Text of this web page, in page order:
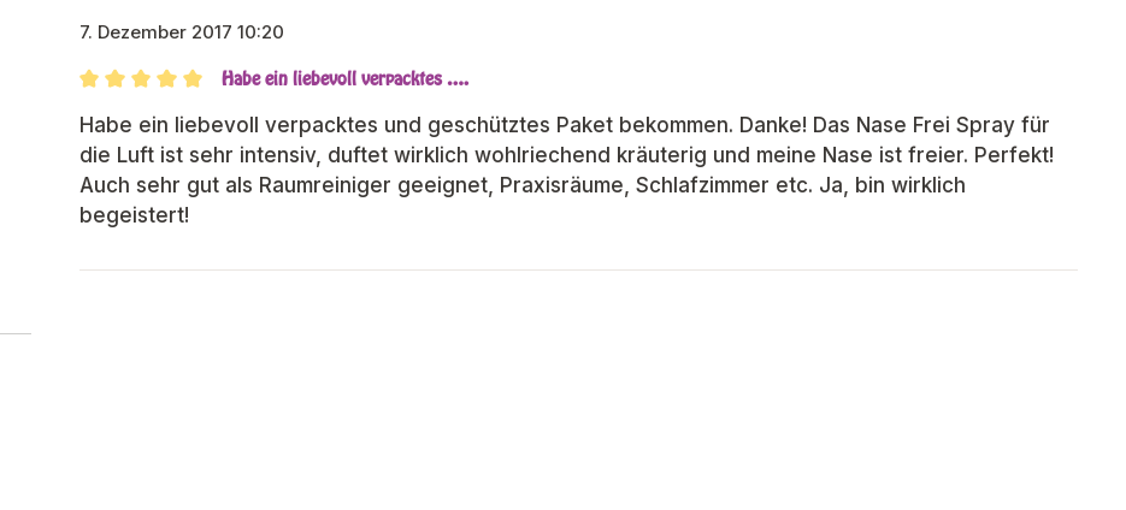
7. Dezember 2017 10:20
Bewertung mit 5 von 5 Sternen
Habe ein liebevoll verpacktes ….
Habe ein liebevoll verpacktes und geschütztes Paket bekommen. Danke! Das Nase Frei Spray für
die Luft ist sehr intensiv, duftet wirklich wohlriechend kräuterig und meine Nase ist freier. Perfekt!
Auch sehr gut als Raumreiniger geeignet, Praxisräume, Schlafzimmer etc. Ja, bin wirklich
begeistert!